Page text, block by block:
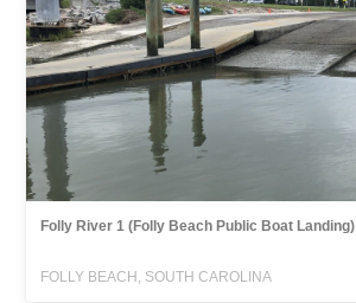
Folly River 1 (Folly Beach Public Boat Landing)
FOLLY BEACH, SOUTH CAROLINA